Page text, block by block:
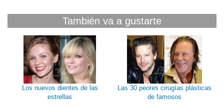
También va a gustarte
Los nuevos dientes de las
estrellas
Las 30 peores cirugías plásticas
de famosos